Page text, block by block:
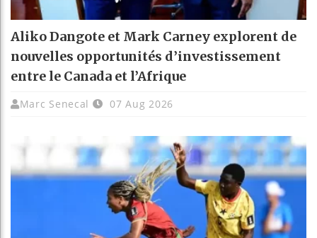
Aliko Dangote et Mark Carney explorent de
nouvelles opportunités d’investissement
entre le Canada et l’Afrique
Marc Senecal 07 Aug 2026